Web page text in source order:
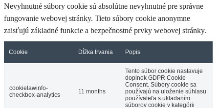
Nevyhnutné súbory cookie sú absolútne nevyhnutné pre správne
fungovanie webovej stránky. Tieto súbory cookie anonymne
zaisťujú základné funkcie a bezpečnostné prvky webovej stránky.
Cookie Dĺžka trvania Popis
cookielawinfo-
checkbox-analytics
11 months
Tento súbor cookie nastavuje
doplnok GDPR Cookie
Consent. Súbory cookie sa
používajú na uloženie súhlasu
používateľa s ukladaním
súborov cookie v kategórii